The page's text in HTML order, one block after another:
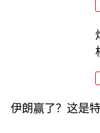
伊朗赢了？这是